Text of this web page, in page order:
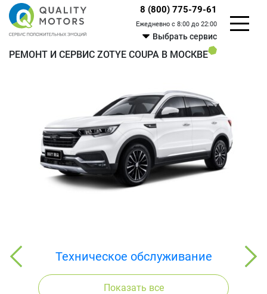
8 (800) 775-79-61
Ежедневно с 8:00 до 22:00
Выбрать сервис
РЕМОНТ И СЕРВИС ZOTYE COUPA В МОСКВЕ
Техническое обслуживание
Показать все